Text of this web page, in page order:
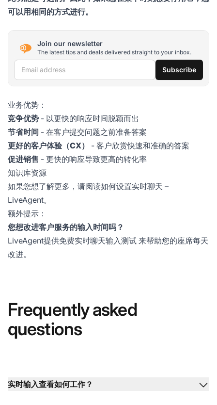
可以用相同的方式进行。
Join our newsletter
The latest tips and deals delivered straight to your inbox.
Email address Subscribe
业务优势：
竞争优势 - 以更快的响应时间脱颖而出
节省时间 - 在客户提交问题之前准备答案
更好的客户体验（CX）
- 客户欣赏快速和准确的答案
促进销售 - 更快的响应导致更高的转化率
知识库资源
如果您想了解更多，请阅读如何设置实时聊天 –
LiveAgent。
额外提示：
您想改进客户服务的输入时间吗？
LiveAgent提供免费实时聊天输入测试 来帮助您的座席每天
改进。
Frequently asked
questions
实时输入查看如何工作？